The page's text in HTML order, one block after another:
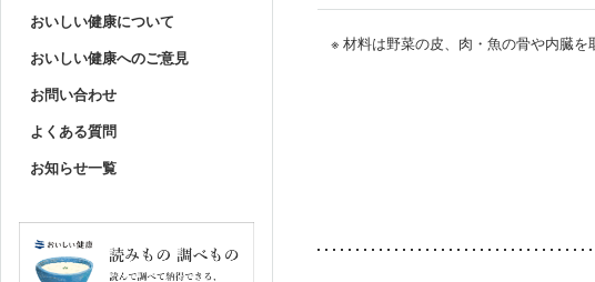
おいしい健康について
おいしい健康へのご意見
お問い合わせ
よくある質問
お知らせ一覧
※ 材料は野菜の皮、肉・魚の骨や内臓を